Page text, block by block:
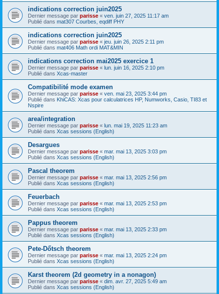
indications correction juin2025
Dernier message par parisse « ven. juin 27, 2025 11:17 am
Publié dans mat307 Courbes, eqdiff PHY
indications correction juin2025
Dernier message par parisse « jeu. juin 26, 2025 2:11 pm
Publié dans mat406 Math ordi MAT&MIN
indications correction mai2025 exercice 1
Dernier message par parisse « lun. juin 16, 2025 2:10 pm
Publié dans Xcas-master
Compatibilité mode examen
Dernier message par parisse « ven. mai 23, 2025 3:44 pm
Publié dans KhiCAS: Xcas pour calculatrices HP, Numworks, Casio, TI83 et
Nspire
area/integration
Dernier message par parisse « lun. mai 19, 2025 11:23 am
Publié dans Xcas sessions (English)
Desargues
Dernier message par parisse « mar. mai 13, 2025 3:03 pm
Publié dans Xcas sessions (English)
Pascal theorem
Dernier message par parisse « mar. mai 13, 2025 2:56 pm
Publié dans Xcas sessions (English)
Feuerbach
Dernier message par parisse « mar. mai 13, 2025 2:53 pm
Publié dans Xcas sessions (English)
Pappus theorem
Dernier message par parisse « mar. mai 13, 2025 2:33 pm
Publié dans Xcas sessions (English)
Pete-Dőtsch theorem
Dernier message par parisse « mar. mai 13, 2025 2:24 pm
Publié dans Xcas sessions (English)
Karst theorem (2d geometry in a nonagon)
Dernier message par parisse « dim. avr. 27, 2025 5:49 am
Publié dans Xcas sessions (English)